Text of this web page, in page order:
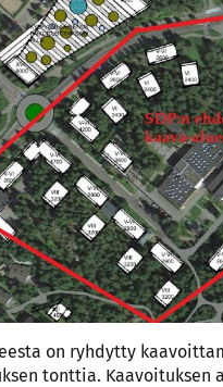
on ryhdytty
tonttia. Kaavoituksen